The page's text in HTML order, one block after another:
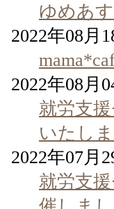
ゆめあ
2022年08月
2022年08月
就労支
いたし
2022年07月
就労支